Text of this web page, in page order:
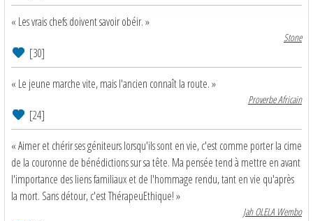
« Les vrais chefs doivent savoir obéir. »
Stone
[30]
« Le jeune marche vite, mais l'ancien connaît la route. »
Proverbe Africain
[24]
« Aimer et chérir ses géniteurs lorsqu'ils sont en vie, c'est comme porter la cime
de la couronne de bénédictions sur sa tête. Ma pensée tend à mettre en avant
l'importance des liens familiaux et de l'hommage rendu, tant en vie qu'après
la mort. Sans détour, c'est ThérapeuEthique! »
Jah OLELA Wembo